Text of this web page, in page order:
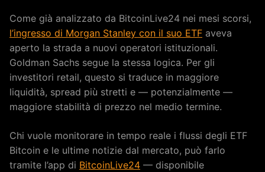
Come già analizzato da BitcoinLive24 nei mesi scorsi,
l’ingresso di Morgan Stanley con il suo ETF aveva
aperto la strada a nuovi operatori istituzionali.
Goldman Sachs segue la stessa logica. Per gli
investitori retail, questo si traduce in maggiore
liquidità, spread più stretti e — potenzialmente —
maggiore stabilità di prezzo nel medio termine.
Chi vuole monitorare in tempo reale i flussi degli ETF
Bitcoin e le ultime notizie dal mercato, può farlo
tramite l’app di BitcoinLive24 — disponibile